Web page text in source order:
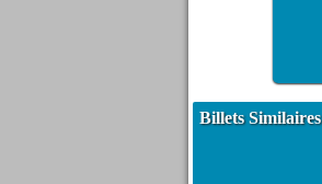
Billets Similaires